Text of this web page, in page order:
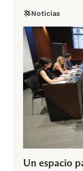
Noticias
Un espacio